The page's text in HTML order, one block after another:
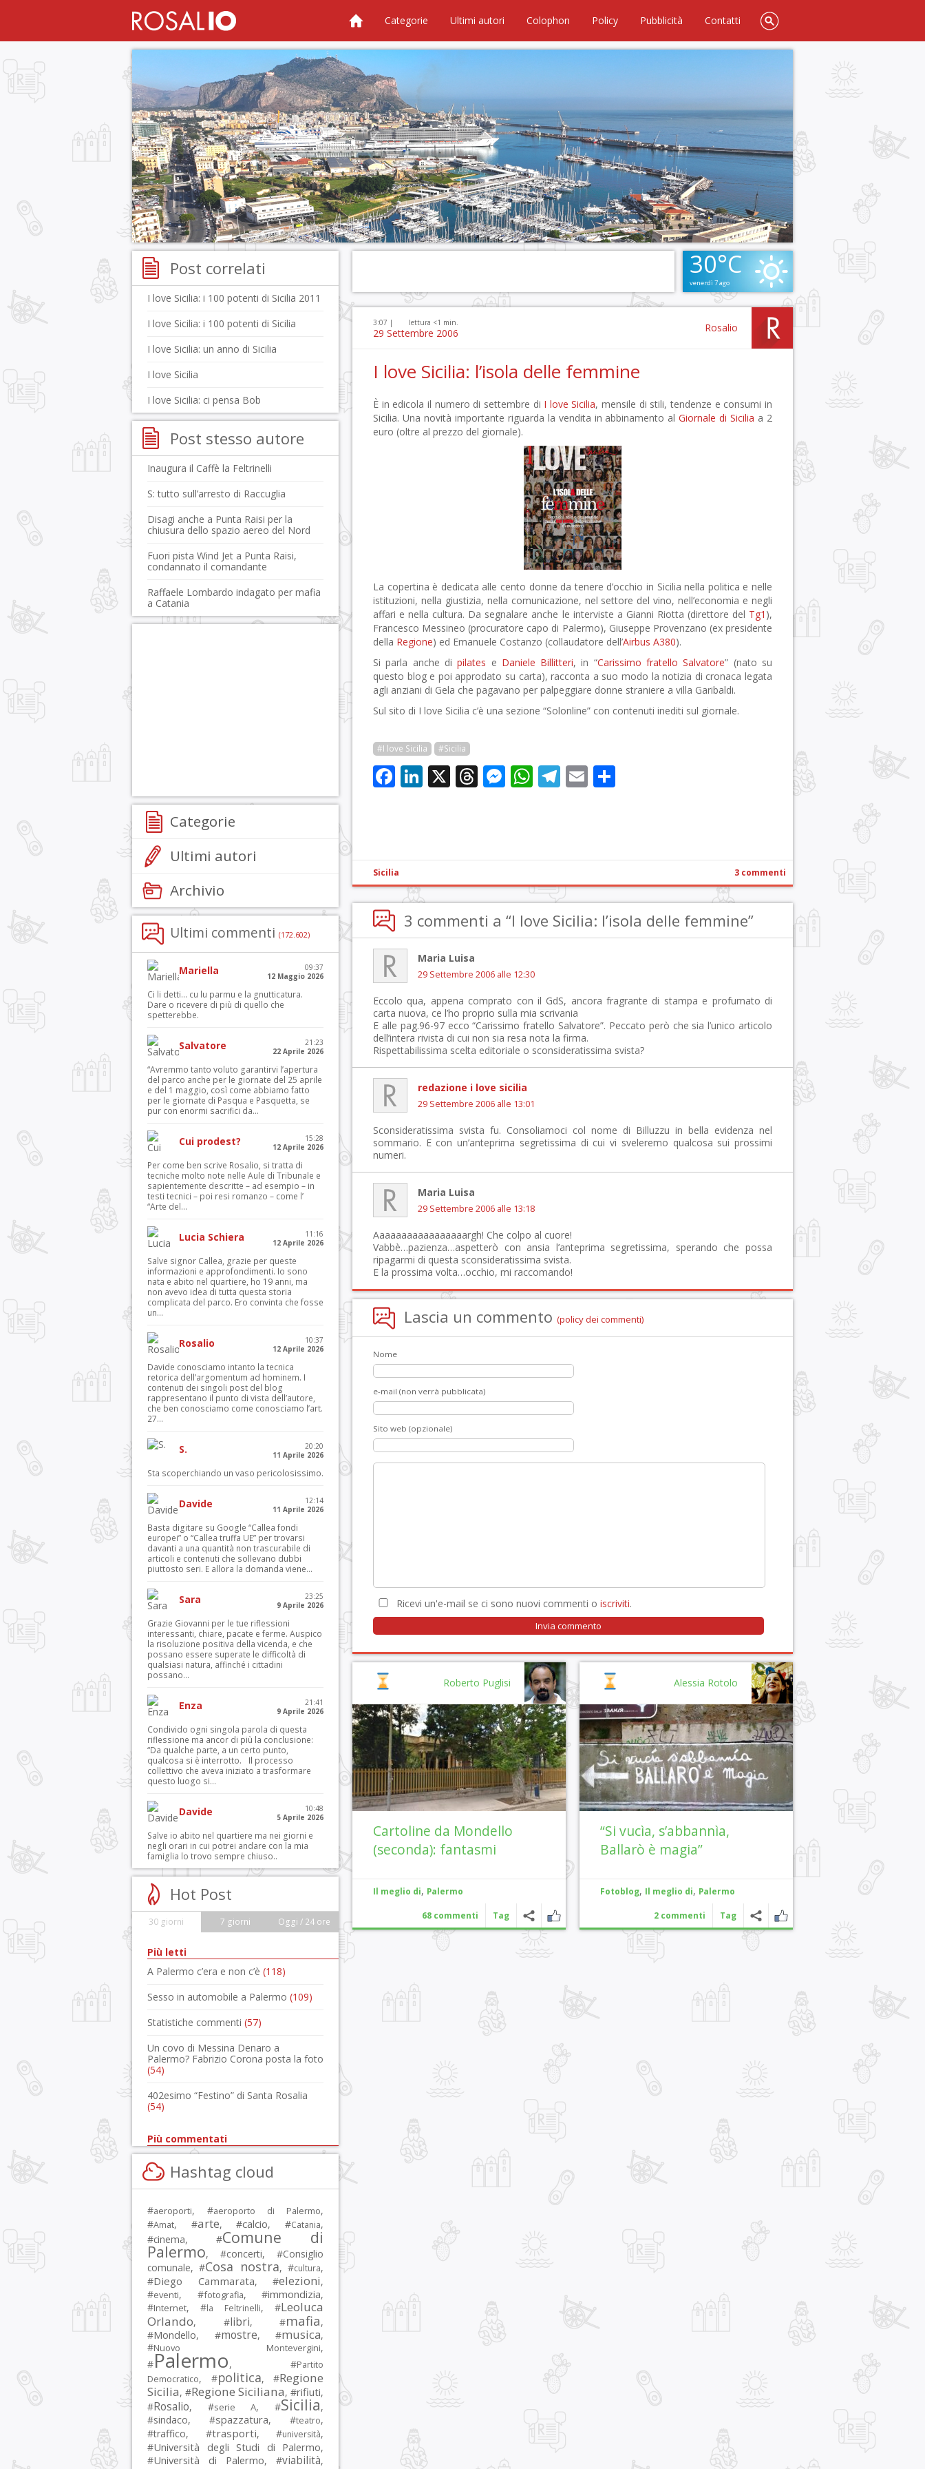
Categorie Ultimi autori Colophon Policy Pubblicità Contatti
30°C
venerdì 7 ago
3:07 | lettura <1 min.
29 Settembre 2006 Rosalio
I love Sicilia: l’isola delle femmine
È in edicola il numero di settembre di I love Sicilia, mensile di stili, tendenze e consumi in
Sicilia. Una novità importante riguarda la vendita in abbinamento alGiornale di Sicilia a 2
euro (oltre al prezzo del giornale).
La copertina è dedicata alle cento donne da tenere d’occhio in Sicilia nella politica e nelle
istituzioni, nella giustizia, nella comunicazione, nel settore del vino, nell’economia e negli
affari e nella cultura. Da segnalare anche le interviste a Gianni Riotta (direttore del Tg1 ),
Francesco Messineo (procuratore capo di Palermo), Giuseppe Provenzano (ex presidente
della Regione) ed Emanuele Costanzo (collaudatore dell’Airbus A380).
Si parla anche dipilates e Daniele Billitteri, in “Carissimo fratello Salvatore” (nato su
questo blog e poi approdato su carta), racconta a suo modo la notizia di cronaca legata
agli anziani di Gela che pagavano per palpeggiare donne straniere a villa Garibaldi.
Sul sito di I love Sicilia c’è una sezione “Solonline” con contenuti inediti sul giornale.
#I love Sicilia #Sicilia
Facebook
LinkedIn
X Threads
Messenger
WhatsApp
Telegram
Email
Sicilia 3 commenti
3 commenti a “I love Sicilia: l’isola delle femmine”
Maria Luisa
29 Settembre 2006 alle 12:30
Eccolo qua, appena comprato con il GdS, ancora fragrante di stampa e profumato di
carta nuova, ce l’ho proprio sulla mia scrivania
E alle pag.96-97 ecco “Carissimo fratello Salvatore”. Peccato però che sia l’unico articolo
dell’intera rivista di cui non sia resa nota la firma.
Rispettabilissima scelta editoriale o sconsideratissima svista?
redazione i love sicilia
29 Settembre 2006 alle 13:01
Sconsideratissima svista fu. Consoliamoci col nome di Billuzzu in bella evidenza nel
sommario. E con un’anteprima segretissima di cui vi sveleremo qualcosa sui prossimi
numeri.
Maria Luisa
29 Settembre 2006 alle 13:18
Aaaaaaaaaaaaaaaaargh! Che colpo al cuore!
Vabbè…pazienza…aspetterò con ansia l’anteprima segretissima, sperando che possa
ripagarmi di questa sconsideratissima svista.
E la prossima volta…occhio, mi raccomando!
Lascia un commento (policy dei commenti)
Nome
e-mail (non verrà pubblicata)
Sito web (opzionale)
Ricevi un'e-mail se ci sono nuovi commenti o iscriviti.
Alessia Rotolo
“Si vucìa, s’abbannìa,
Ballarò è magia”
Fotoblog, Il meglio di, Palermo
2 commenti Tag
Roberto Puglisi
Cartoline da Mondello
(seconda): fantasmi
Il meglio di, Palermo
68 commenti Tag
Post correlati
I love Sicilia: i 100 potenti di Sicilia 2011
I love Sicilia: i 100 potenti di Sicilia
I love Sicilia: un anno di Sicilia
I love Sicilia
I love Sicilia: ci pensa Bob
Post stesso autore
Inaugura il Caffè la Feltrinelli
S: tutto sull’arresto di Raccuglia
Disagi anche a Punta Raisi per la
chiusura dello spazio aereo del Nord
Fuori pista Wind Jet a Punta Raisi,
condannato il comandante
Raffaele Lombardo indagato per mafia
a Catania
Categorie
Ultimi autori
Archivio
Ultimi commenti (172.602)
Mariella
09:37
12 Maggio 2026
Ci li detti… cu lu parmu e la gnutticatura.
Dare o ricevere di più di quello che
spetterebbe.
Salvatore
21:23
22 Aprile 2026
“Avremmo tanto voluto garantirvi l’apertura
del parco anche per le giornate del 25 aprile
e del 1 maggio, così come abbiamo fatto
per le giornate di Pasqua e Pasquetta, se
pur con enormi sacrifici da...
Cui prodest?
15:28
12 Aprile 2026
Per come ben scrive Rosalio, si tratta di
tecniche molto note nelle Aule di Tribunale e
sapientemente descritte – ad esempio – in
testi tecnici – poi resi romanzo – come l’
“Arte del...
Lucia Schiera
11:16
12 Aprile 2026
Salve signor Callea, grazie per queste
informazioni e approfondimenti. Io sono
nata e abito nel quartiere, ho 19 anni, ma
non avevo idea di tutta questa storia
complicata del parco. Ero convinta che fosse
un...
Rosalio
10:37
12 Aprile 2026
Davide conosciamo intanto la tecnica
retorica dell’argomentum ad hominem. I
contenuti dei singoli post del blog
rappresentano il punto di vista dell’autore,
che ben conosciamo come conosciamo l’art.
27...
S.
20:20
11 Aprile 2026
Sta scoperchiando un vaso pericolosissimo.
Davide
12:14
11 Aprile 2026
Basta digitare su Google “Callea fondi
europei” o “Callea truffa UE” per trovarsi
davanti a una quantità non trascurabile di
articoli e contenuti che sollevano dubbi
piuttosto seri. E allora la domanda viene...
Sara
23:25
9 Aprile 2026
Grazie Giovanni per le tue riflessioni
interessanti, chiare, pacate e ferme. Auspico
la risoluzione positiva della vicenda, e che
possano essere superate le difficoltà di
qualsiasi natura, affinché i cittadini
possano...
Enza
21:41
9 Aprile 2026
Condivido ogni singola parola di questa
riflessione ma ancor di più la conclusione:
“Da qualche parte, a un certo punto,
qualcosa si è interrotto. Il processo
collettivo che aveva iniziato a trasformare
questo luogo si...
Davide
10:48
5 Aprile 2026
Salve io abito nel quartiere ma nei giorni e
negli orari in cui potrei andare con la mia
famiglia lo trovo sempre chiuso..
Hot Post
30 giorni 7 giorni Oggi / 24 ore
Più letti
A Palermo c’era e non c’è (118)
Sesso in automobile a Palermo (109)
Statistiche commenti (57)
Un covo di Messina Denaro a
Palermo? Fabrizio Corona posta la foto
(54)
402esimo “Festino” di Santa Rosalia
(54)
Più commentati
Hashtag cloud
#aeroporti, #aeroporto di Palermo,
#Amat, #arte, #calcio, #Catania,
#cinema, #Comune di
Palermo, #concerti, #Consiglio
comunale, #Cosa nostra, #cultura,
#Diego Cammarata, #elezioni,
#eventi, #fotografia, #immondizia,
#Internet, #la Feltrinelli, #Leoluca
Orlando, #libri, #mafia,
#Mondello, #mostre, #musica,
#Nuovo Montevergini,
#Palermo, #Partito
Democratico, #politica, #Regione
Sicilia, #Regione Siciliana, #rifiuti,
#Rosalio, #serie A, #Sicilia,
#sindaco, #spazzatura, #teatro,
#traffico, #trasporti, #università,
#Università degli Studi di Palermo,
#Università di Palermo, #viabilità,